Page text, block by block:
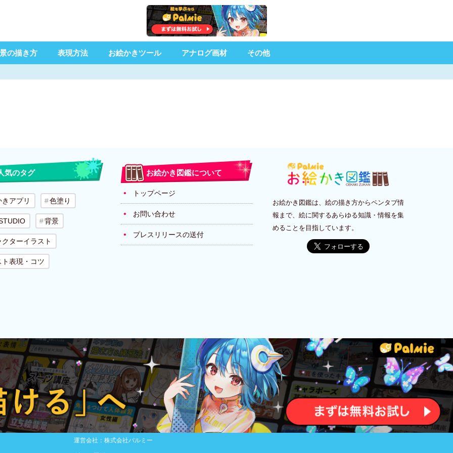
の描き方 表現方法 お絵かきツール アナログ画材 その他
気のタグ
アプリ 色塗り
背景
ターイラスト
ト表現・コツ
お絵かき図鑑について
トップページ
お問い合わせ
プレスリリースの送付
お絵かき図鑑は、絵の描き方からペンタブ情
報まで、絵に関するあらゆる知識・情報を集
めることを目指しています。
運営会社：株式会社パルミー